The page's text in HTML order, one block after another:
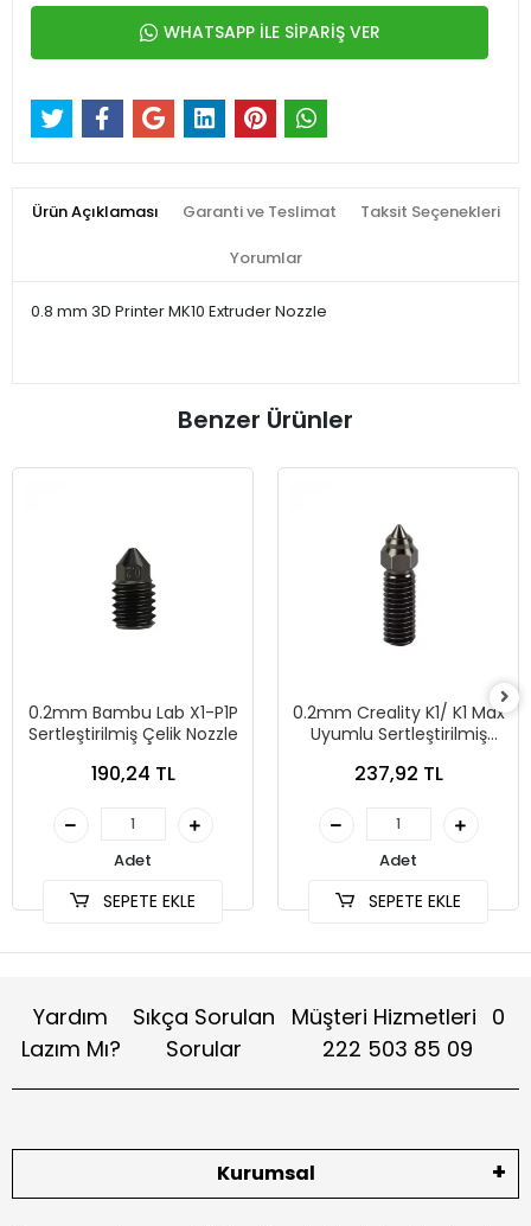
WHATSAPP İLE SİPARİŞ VER
Ürün Açıklaması Garanti ve Teslimat Taksit Seçenekleri
Yorumlar
0.8 mm 3D Printer MK10 Extruder Nozzle
Benzer Ürünler
0.2mm Bambu Lab X1-P1P
Sertleştirilmiş Çelik Nozzle
190,24 TL
Adet
SEPETE EKLE
0.2mm Creality K1/ K1 Max
Uyumlu Sertleştirilmiş
237,92 TL
Adet
SEPETE EKLE
Yardım
Lazım Mı?
Sıkça Sorulan
Sorular
Müşteri Hizmetleri 0
222 503 85 09
Kurumsal